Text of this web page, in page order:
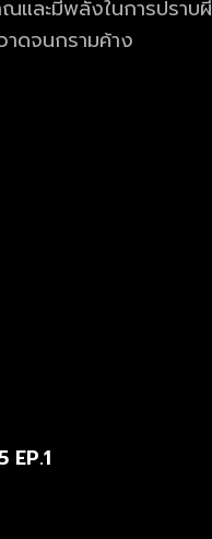
และมีพลังในการปราบผี
าดจนกรามค้าง
EP.1